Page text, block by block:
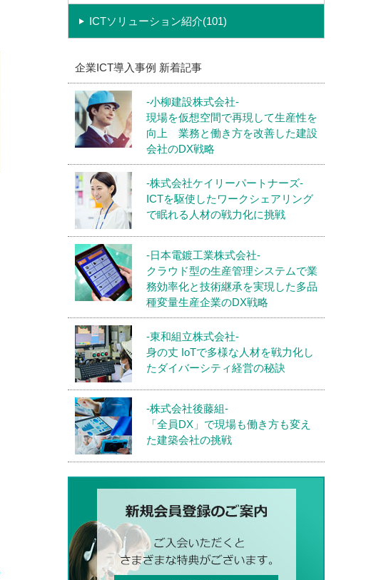
ICTソリューション紹介(101)
企業ICT導入事例 新着記事
-小柳建設株式会社-
現場を仮想空間で再現して生産性を
向上 業務と働き方を改善した建設
会社のDX戦略
-株式会社ケイリーパートナーズ-
ICTを駆使したワークシェアリング
で眠れる人材の戦力化に挑戦
-日本電鍍工業株式会社-
クラウド型の生産管理システムで業
務効率化と技術継承を実現した多品
種変量生産企業のDX戦略
-東和組立株式会社-
身の丈 IoTで多様な人材を戦力化し
たダイバーシティ経営の秘訣
-株式会社後藤組-
「全員DX」で現場も働き方も変え
た建築会社の挑戦